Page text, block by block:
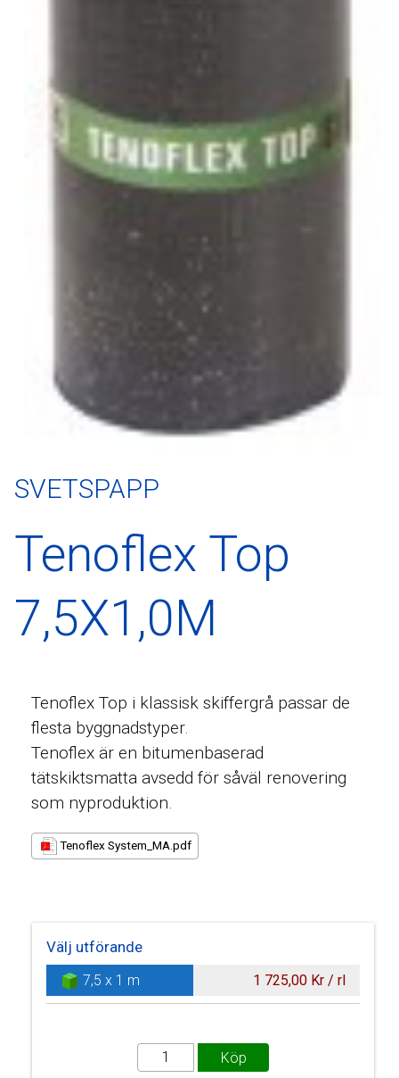
SVETSPAPP
Tenoflex Top
7,5X1,0M
Tenoflex Top i klassisk skiffergrå passar de
flesta byggnadstyper.
Tenoflex är en bitumenbaserad
tätskiktsmatta avsedd för såväl renovering
som nyproduktion.
Tenoflex System_MA.pdf
Välj utförande
7,5 x 1 m 1 725,00 Kr / rl